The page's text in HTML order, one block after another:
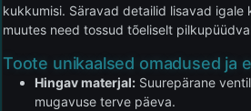
kukkumisi. Säravad detailid lisavad igale
muutes need tossud tõeliselt
Toote unikaalsed omadused ja
Hingav materjal: Suurepärane
mugavuse terve päeva.